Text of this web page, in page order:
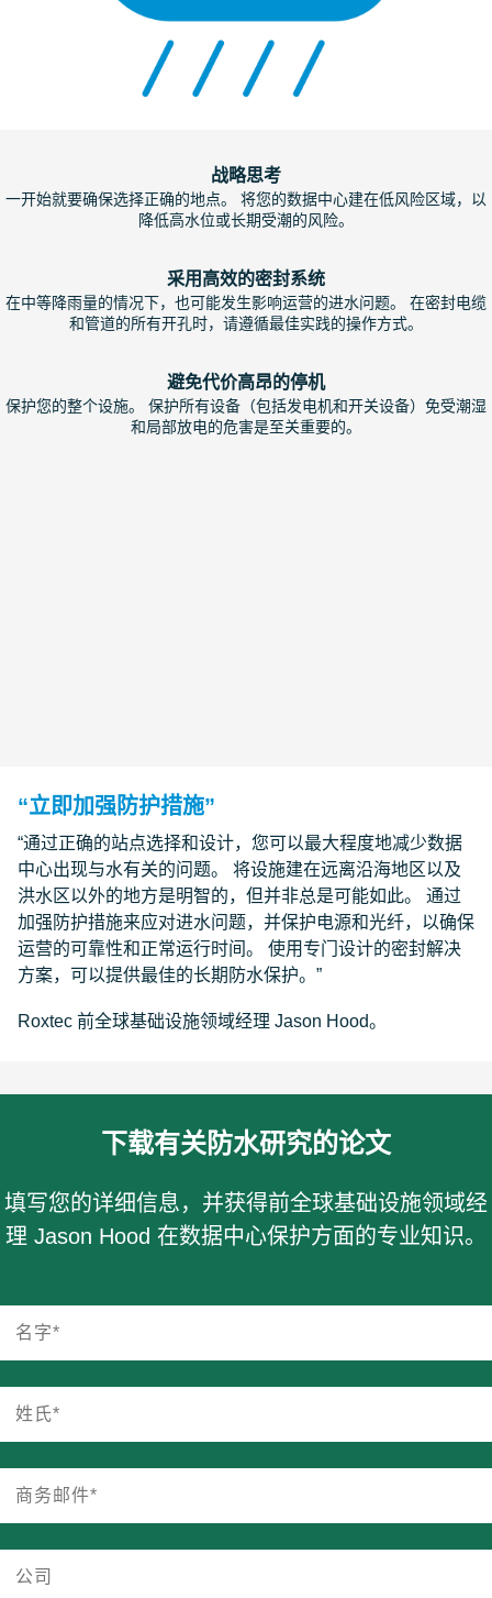
战略思考
一开始就要确保选择正确的地点。 将您的数据中心建在低风险区域，以
降低高水位或长期受潮的风险。
采用高效的密封系统
在中等降雨量的情况下，也可能发生影响运营的进水问题。 在密封电缆
和管道的所有开孔时，请遵循最佳实践的操作方式。
避免代价高昂的停机
保护您的整个设施。 保护所有设备（包括发电机和开关设备）免受潮湿
和局部放电的危害是至关重要的。
“立即加强防护措施”
“通过正确的站点选择和设计，您可以最大程度地减少数据
中心出现与水有关的问题。 将设施建在远离沿海地区以及
洪水区以外的地方是明智的，但并非总是可能如此。 通过
加强防护措施来应对进水问题，并保护电源和光纤，以确保
运营的可靠性和正常运行时间。 使用专门设计的密封解决
方案，可以提供最佳的长期防水保护。”
Roxtec 前全球基础设施领域经理 Jason Hood。
下载有关防水研究的论文
填写您的详细信息，并获得前全球基础设施领域经
理 Jason Hood 在数据中心保护方面的专业知识。